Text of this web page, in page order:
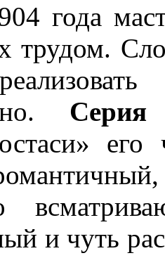
года
трудом.
Серия
и чуть